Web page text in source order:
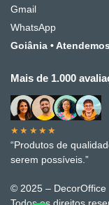
Gmail
WhatsApp
Goiânia •
Mais de 1.000
★★★★★
“Produtos de
serem possíveis.”
© 2025 – DecorOffice